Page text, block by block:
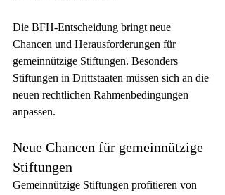
Die BFH-Entscheidung bringt neue
Chancen und Herausforderungen für
gemeinnützige Stiftungen. Besonders
Stiftungen in Drittstaaten müssen sich an die
neuen rechtlichen Rahmenbedingungen
anpassen.
Neue Chancen für gemeinnützige
Stiftungen
Gemeinnützige Stiftungen profitieren von